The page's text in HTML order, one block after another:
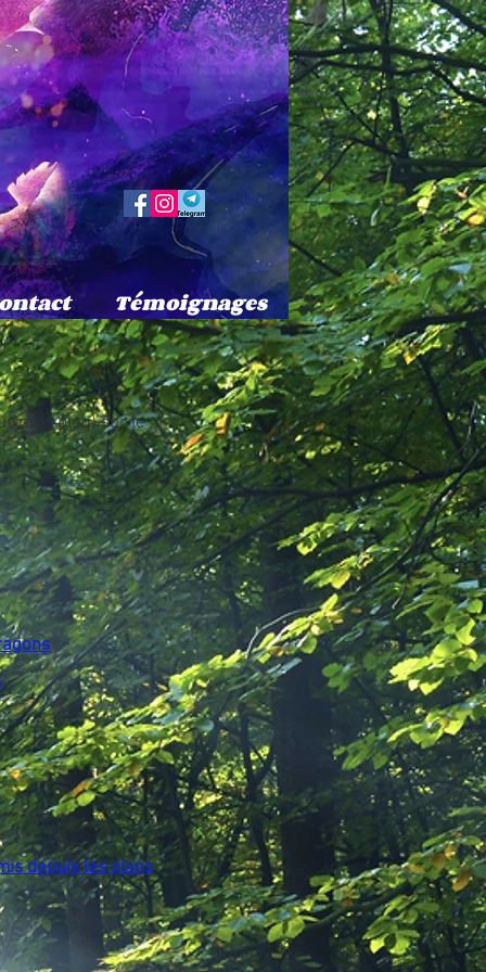
Témoignages
mon blog) sur le
depuis les plans